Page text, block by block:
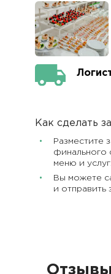
Как сделать
Разместите
финального
меню и услуг.
Вы можете
и отправить